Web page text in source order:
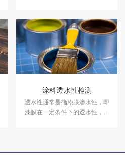
测、塑料成分分析等领域的检
测，并出具具有CMA资质的塑料
检测报告。
涂料透水性检测
透水性通常是指漆膜渗水性，即
漆膜在一定条件下的透水性，如